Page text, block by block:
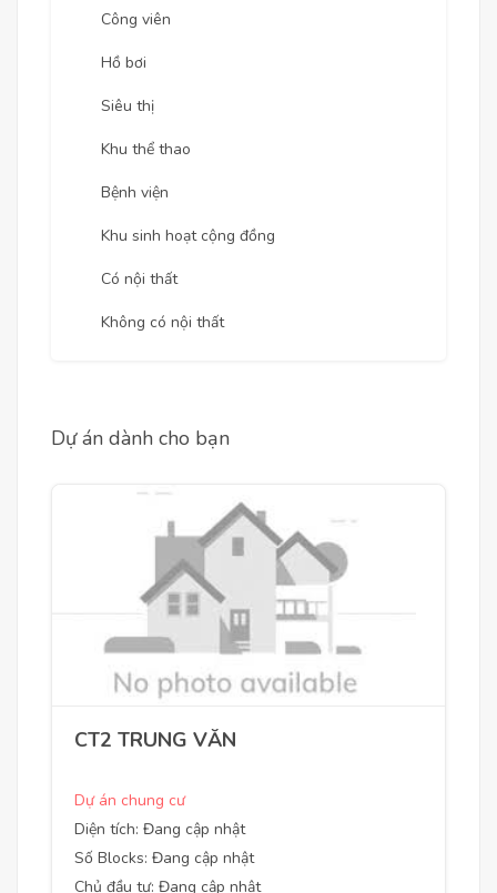
Công viên
Hồ bơi
Siêu thị
Khu thể thao
Bệnh viện
Khu sinh hoạt cộng đồng
Có nội thất
Không có nội thất
Dự án dành cho bạn
CT2 TRUNG VĂN
Dự án chung cư
Diện tích: Đang cập nhật
Số Blocks: Đang cập nhật
Chủ đầu tư: Đang cập nhật